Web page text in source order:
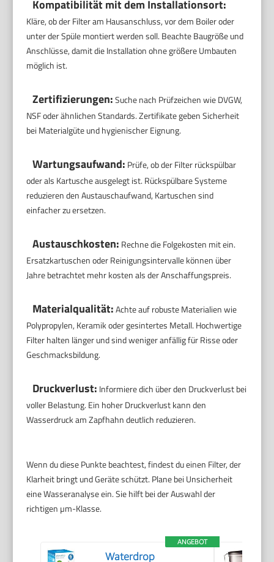
Kompatibilität mit dem Installationsort:
Kläre, ob der Filter am Hausanschluss, vor dem Boiler oder
unter der Spüle montiert werden soll. Beachte Baugröße und
Anschlüsse, damit die Installation ohne größere Umbauten
möglich ist.
Zertifizierungen:Suche nach Prüfzeichen wie DVGW,
NSF oder ähnlichen Standards. Zertifikate geben Sicherheit
bei Materialgüte und hygienischer Eignung.
Wartungsaufwand: Prüfe, ob der Filter rückspülbar
oder als Kartusche ausgelegt ist. Rückspülbare Systeme
reduzieren den Austauschaufwand, Kartuschen sind
einfacher zu ersetzen.
Austauschkosten: Rechne die Folgekosten mit ein.
Ersatzkartuschen oder Reinigungsintervalle können über
Jahre betrachtet mehr kosten als der Anschaffungspreis.
Materialqualität:Achte auf robuste Materialien wie
Polypropylen, Keramik oder gesintertes Metall. Hochwertige
Filter halten länger und sind weniger anfällig für Risse oder
Geschmacksbildung.
Druckverlust: Informiere dich über den Druckverlust bei
voller Belastung. Ein hoher Druckverlust kann den
Wasserdruck am Zapfhahn deutlich reduzieren.
Wenn du diese Punkte beachtest, findest du einen Filter, der
Klarheit bringt und Geräte schützt. Plane bei Unsicherheit
eine Wasseranalyse ein. Sie hilft bei der Auswahl der
richtigen µm-Klasse.
ANGEBOT
Waterdrop